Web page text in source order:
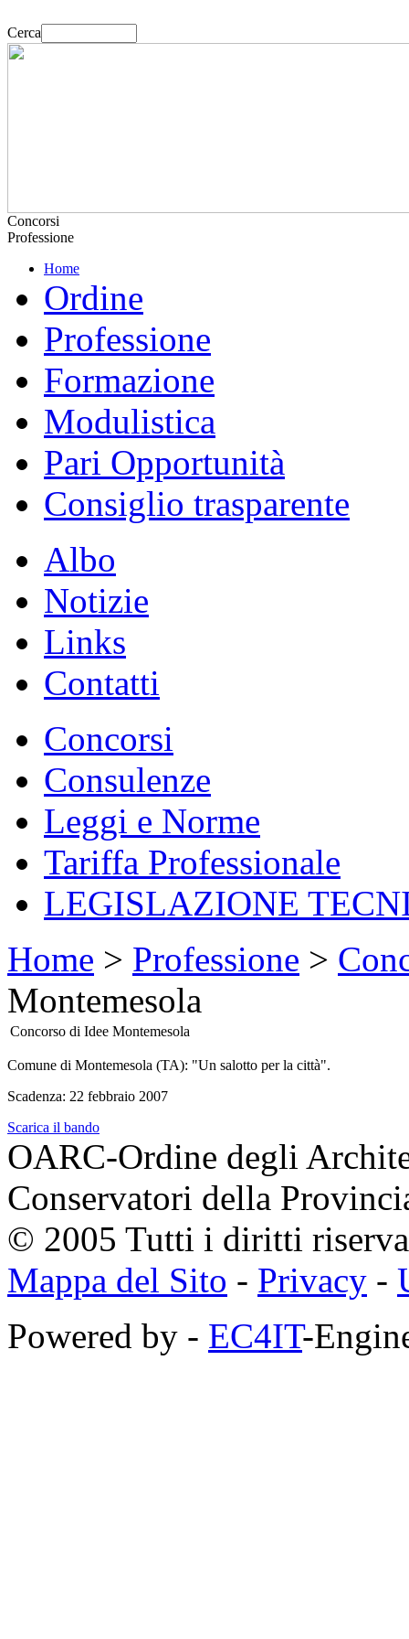
Cerca
Concorsi
Professione
Home
Ordine
Professione
Formazione
Modulistica
Pari Opportunità
Consiglio trasparente
Albo
Notizie
Links
Contatti
Concorsi
Consulenze
Leggi e Norme
Tariffa Professionale
LEGISLAZIONE
Home > Professione >
Montemesola
Concorso di Idee Montemesola
Comune di Montemesola (TA): "Un salotto per la città".
Scadenza: 22 febbraio 2007
Scarica il bando
OARC-Ordine degli
Conservatori della
© 2005 Tutti i diritti
Mappa del Sito - Privacy -
Powered by - EC4IT-